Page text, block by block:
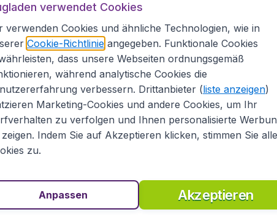
zum Zerfall 1989. Besonderes Augenmerk liegt
historischer Dokumente werden
z.B. Zensur, Sport und Wirtschaft.
Architektur. Das von Frank O. Gehry
1996 fertiggestellt und wirkt dank der
direkt am Ufer der Moldau und bietet daher
UNSECO-Weltkulturerbe und ist wegen der
verwendet Cookies
verwenden Cookies und ähnliche Technologien, wie in
Cookie-Richtlinieangegeben. Funktionale Cookies
dass unsere Webseiten ordnungsgemäß
während analytische Cookies die
verbessern. Drittanbieter (liste anzeigen)
Marketing-Cookies und andere Cookies, um Ihr
zu verfolgen und Ihnen personalisierte
Indem Sie auf Akzeptieren klicken, stimmen Sie
zu.
Akzeptieren
Anpassen